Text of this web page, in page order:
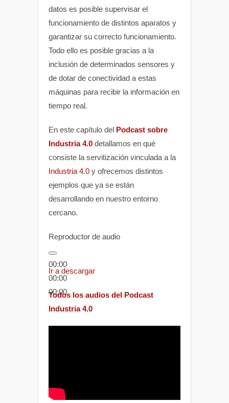
datos es posible supervisar el
funcionamiento de distintos aparatos y
garantizar su correcto funcionamiento.
Todo ello es posible gracias a la
inclusión de determinados sensores y
de dotar de conectividad a estas
máquinas para recibir la información en
tiempo real.
En este capítulo del Podcast sobre
Industria 4.0 detallamos en qué
consiste la servitización vinculada a la
Industria 4.0 y ofrecemos distintos
ejemplos que ya se están
desarrollando en nuestro entorno
cercano.
Reproductor de audio
00:00
00:00
00:00
Ir a descargar
Todos los audios del Podcast
Industria 4.0